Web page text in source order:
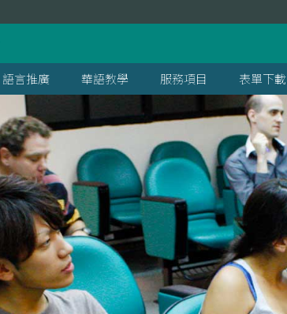
語言推廣 華語教學 服務項目 表單下載